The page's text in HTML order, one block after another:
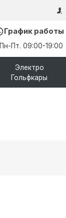
График работы
Пн-Пт. 09:00-19:00
Электро
Гольфкары